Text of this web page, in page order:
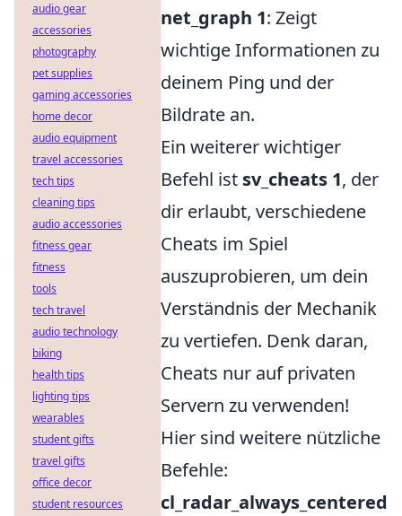
net_graph 1: Zeigt
wichtige Informationen zu
deinem Ping und der
Bildrate an.
Ein weiterer wichtiger
Befehl ist sv_cheats 1, der
dir erlaubt, verschiedene
Cheats im Spiel
auszuprobieren, um dein
Verständnis der Mechanik
zu vertiefen. Denk daran,
Cheats nur auf privaten
Servern zu verwenden!
Hier sind weitere nützliche
Befehle:
cl_radar_always_centered
audio gear
accessories
photography
pet supplies
gaming accessories
home decor
audio equipment
travel accessories
tech tips
cleaning tips
audio accessories
fitness gear
fitness
tools
tech travel
audio technology
biking
health tips
lighting tips
wearables
student gifts
travel gifts
office decor
student resources